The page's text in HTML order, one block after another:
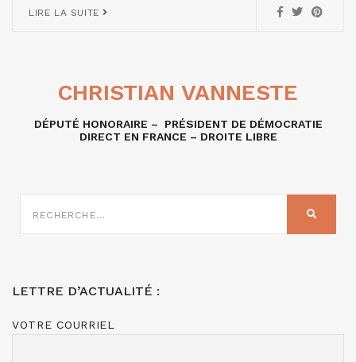
LIRE LA SUITE
CHRISTIAN VANNESTE
DÉPUTÉ HONORAIRE – PRÉSIDENT DE DÉMOCRATIE
DIRECT EN FRANCE – DROITE LIBRE
SUR
LETTRE D’ACTUALITÉ :
VOTRE COURRIEL